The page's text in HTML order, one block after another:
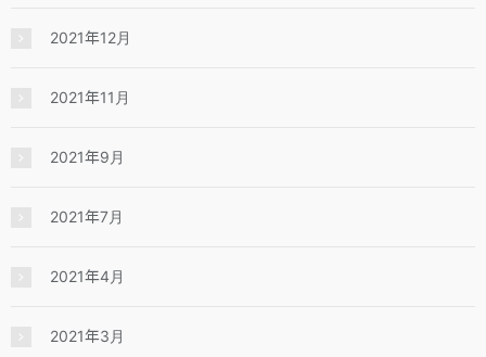
2021年12月
2021年11月
2021年9月
2021年7月
2021年4月
2021年3月